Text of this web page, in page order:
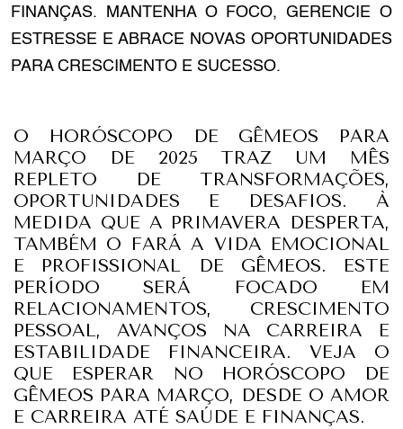
FINANÇAS. MANTENHA O FOCO, GERENCIE O
ESTRESSE E ABRACE NOVAS OPORTUNIDADES
PARA CRESCIMENTO E SUCESSO.
O HORÓSCOPO DE GÊMEOS PARA
MARÇO DE 2025 TRAZ UM MÊS
REPLETO DE TRANSFORMAÇÕES,
OPORTUNIDADES E DESAFIOS. À
MEDIDA QUE A PRIMAVERA DESPERTA,
TAMBÉM O FARÁ A VIDA EMOCIONAL
E PROFISSIONAL DE GÊMEOS. ESTE
PERÍODO SERÁ FOCADO EM
RELACIONAMENTOS, CRESCIMENTO
PESSOAL, AVANÇOS NA CARREIRA E
ESTABILIDADE FINANCEIRA. VEJA O
QUE ESPERAR NO HORÓSCOPO DE
GÊMEOS PARA MARÇO, DESDE O AMOR
E CARREIRA ATÉ SAÚDE E FINANÇAS.